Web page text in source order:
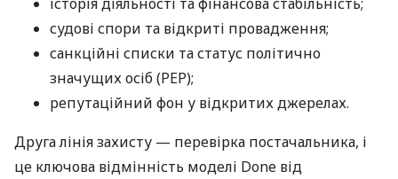
судові спори та відкриті провадження;
санкційні списки та статус політично
значущих осіб (PEP);
репутаційний фон у відкритих джерелах.
Друга лінія захисту — перевірка постачальника, і
це ключова відмінність моделі Done від